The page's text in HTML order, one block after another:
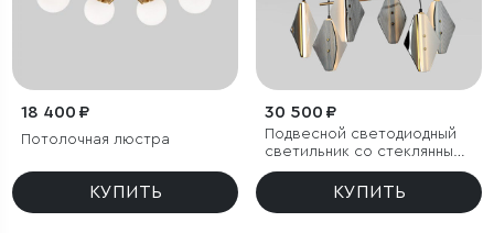
18 400 ₽
Потолочная люстра
КУПИТЬ
30 500 ₽
Подвесной светодиодный
светильник со стеклянными
плафонами
КУПИТЬ